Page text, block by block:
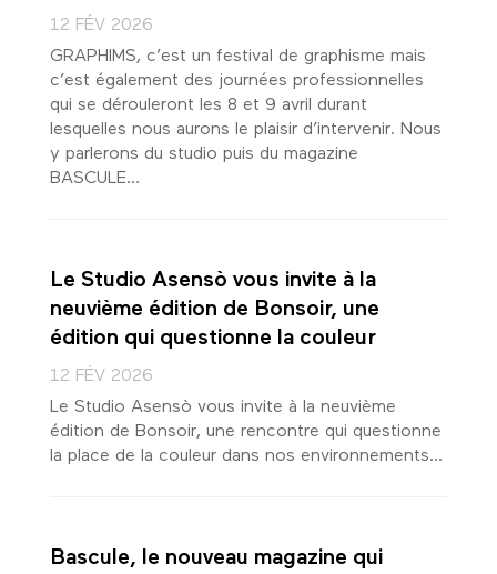
12 FÉV 2026
GRAPHIMS, c’est un festival de graphisme mais
c’est également des journées professionnelles
qui se dérouleront les 8 et 9 avril durant
lesquelles nous aurons le plaisir d’intervenir. Nous
y parlerons du studio puis du magazine
BASCULE…
Le Studio Asensò vous invite à la
neuvième édition de Bonsoir, une
édition qui questionne la couleur
12 FÉV 2026
Le Studio Asensò vous invite à la neuvième
édition de Bonsoir, une rencontre qui questionne
la place de la couleur dans nos environnements...
Bascule, le nouveau magazine qui